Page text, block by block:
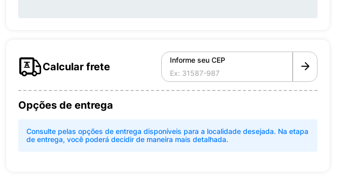
Calcular frete
Informe seu CEP
Opções de entrega
Consulte pelas opções de entrega disponíveis para a localidade desejada. Na etapa
de entrega, você poderá decidir de maneira mais detalhada.